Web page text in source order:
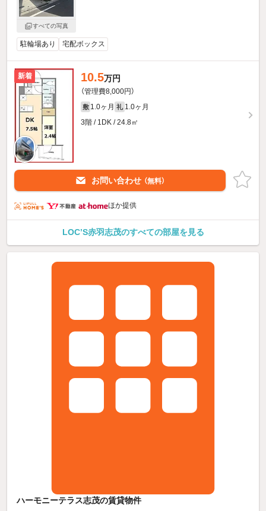
すべての写真
駐輪場あり 宅配ボックス
新着 10.5万円
（管理費8,000円）
敷 1.0ヶ月 礼 1.0ヶ月
3階 / 1DK / 24.8㎡
お問い合わせ （無料）
ほか提供
LOC’S赤羽志茂のすべての部屋を見る
ハーモニーテラス志茂の賃貸物件